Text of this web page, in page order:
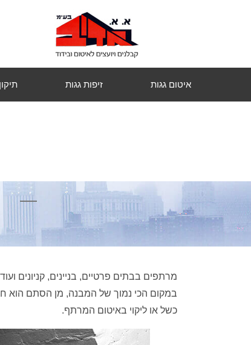
איטום גגות זיפות גגות
מרתפים בבתים פרטיים, בניינים, קניונים
במקום הכי נמוך של המבנה, מן הסתם הוא
כשל או ליקוי באיטום המרתף.